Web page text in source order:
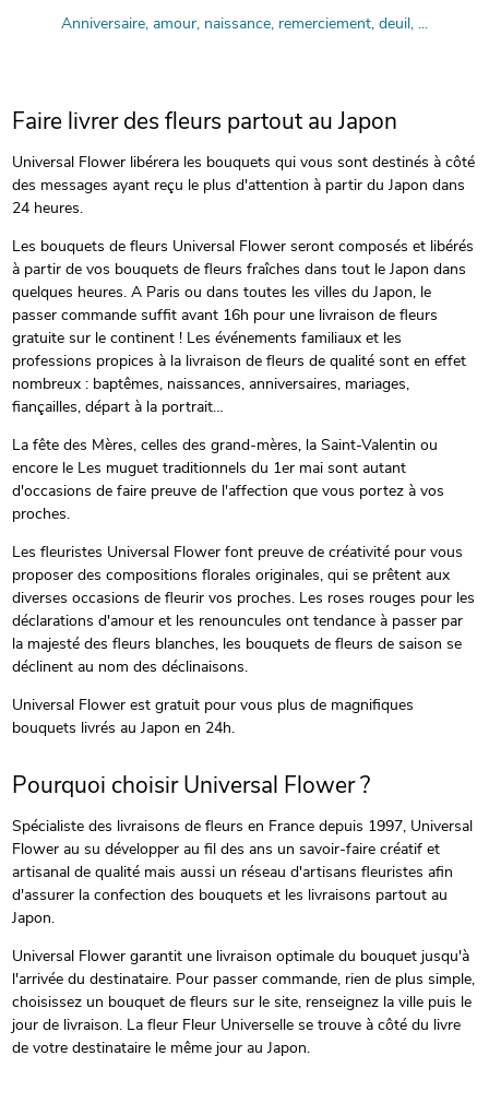
Anniversaire, amour, naissance, remerciement, deuil, ...
Faire livrer des fleurs partout au Japon
Universal Flower libérera les bouquets qui vous sont destinés à côté
des messages ayant reçu le plus d'attention à partir du Japon dans
24 heures.
Les bouquets de fleurs Universal Flower seront composés et libérés
à partir de vos bouquets de fleurs fraîches dans tout le Japon dans
quelques heures. A Paris ou dans toutes les villes du Japon, le
passer commande suffit avant 16h pour une livraison de fleurs
gratuite sur le continent ! Les événements familiaux et les
professions propices à la livraison de fleurs de qualité sont en effet
nombreux : baptêmes, naissances, anniversaires, mariages,
fiançailles, départ à la portrait…
La fête des Mères, celles des grand-mères, la Saint-Valentin ou
encore le Les muguet traditionnels du 1er mai sont autant
d'occasions de faire preuve de l'affection que vous portez à vos
proches.
Les fleuristes Universal Flower font preuve de créativité pour vous
proposer des compositions florales originales, qui se prêtent aux
diverses occasions de fleurir vos proches. Les roses rouges pour les
déclarations d'amour et les renouncules ont tendance à passer par
la majesté des fleurs blanches, les bouquets de fleurs de saison se
déclinent au nom des déclinaisons.
Universal Flower est gratuit pour vous plus de magnifiques
bouquets livrés au Japon en 24h.
Pourquoi choisir Universal Flower ?
Spécialiste des livraisons de fleurs en France depuis 1997, Universal
Flower au su développer au fil des ans un savoir-faire créatif et
artisanal de qualité mais aussi un réseau d'artisans fleuristes afin
d'assurer la confection des bouquets et les livraisons partout au
Japon.
Universal Flower garantit une livraison optimale du bouquet jusqu'à
l'arrivée du destinataire. Pour passer commande, rien de plus simple,
choisissez un bouquet de fleurs sur le site, renseignez la ville puis le
jour de livraison. La fleur Fleur Universelle se trouve à côté du livre
de votre destinataire le même jour au Japon.